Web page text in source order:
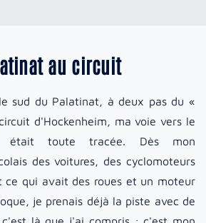
au circuit
sud du Palatinat, à deux pas du «
d'Hockenheim, ma voie vers le
était toute tracée. Dès mon
des voitures, des cyclomoteurs
ce qui avait des roues et un moteur
je prenais déjà la piste avec de